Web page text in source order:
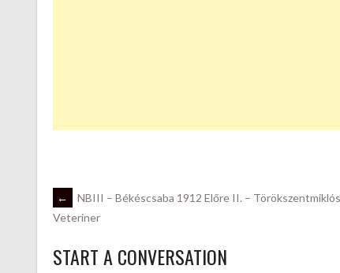
POST
NAVIGATION
←
NBIII – Békéscsaba 1912 Előre II. –
Veteriner
START A CONVERSATION